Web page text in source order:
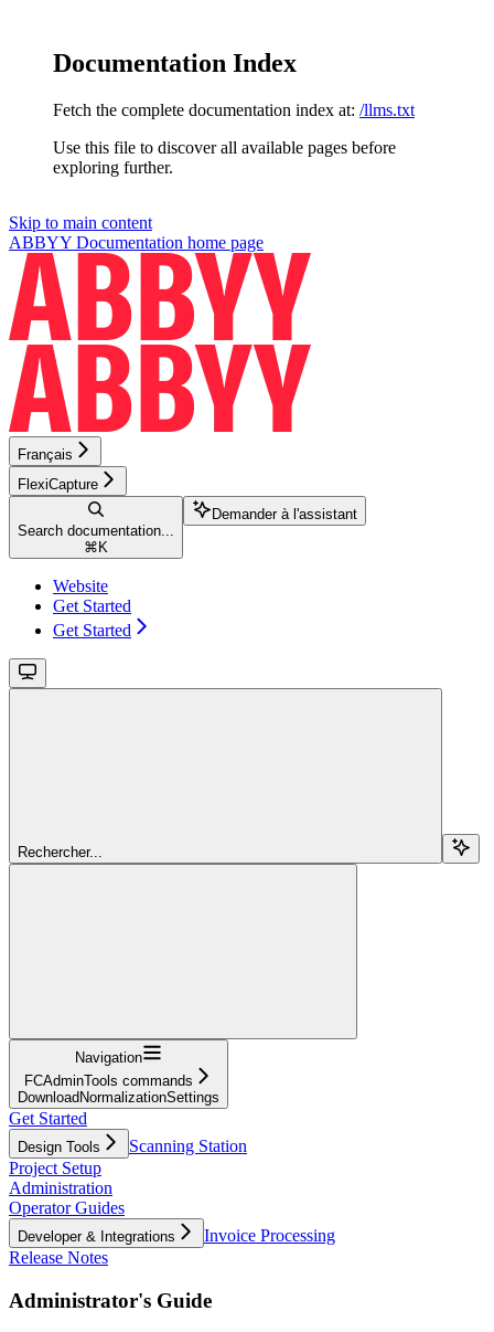
Documentation Index
Fetch the complete documentation index at: /llms.txt
Use this file to discover all available pages before
exploring further.
Skip to main content
ABBYY Documentation home page
Français
FlexiCapture
Search documentation...
⌘ K
Demander à l'assistant
Website
Get Started
Get Started
Rechercher...
Navigation
FCAdminTools commands
DownloadNormalizationSettings
Get Started
Design Tools
Scanning Station
Project Setup
Administration
Operator Guides
Developer & Integrations
Invoice Processing
Release Notes
Administrator's Guide